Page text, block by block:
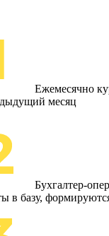
Ежемесячно
месяц
Бухгалтер-
в базу,